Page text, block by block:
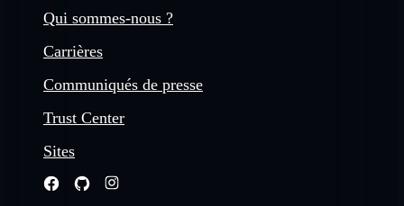
Qui sommes-nous ?
Carrières
Communiqués de presse
Trust Center
Sites